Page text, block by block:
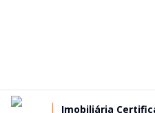
Imobiliária